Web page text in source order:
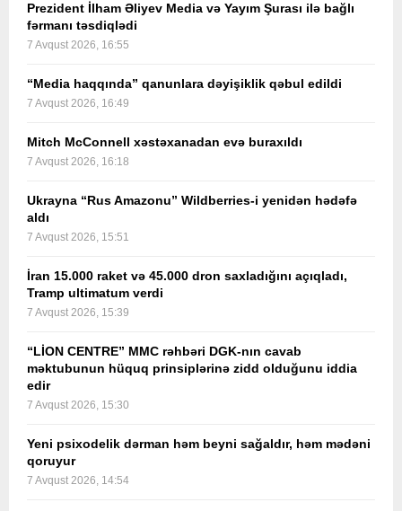
Prezident İlham Əliyev Media və Yayım Şurası ilə bağlı
fərmanı təsdiqlədi
7 Avqust 2026, 16:55
“Media haqqında” qanunlara dəyişiklik qəbul edildi
7 Avqust 2026, 16:49
Mitch McConnell xəstəxanadan evə buraxıldı
7 Avqust 2026, 16:18
Ukrayna “Rus Amazonu” Wildberries-i yenidən hədəfə
aldı
7 Avqust 2026, 15:51
İran 15.000 raket və 45.000 dron saxladığını açıqladı,
Tramp ultimatum verdi
7 Avqust 2026, 15:39
“LİON CENTRE” MMC rəhbəri DGK-nın cavab
məktubunun hüquq prinsiplərinə zidd olduğunu iddia
edir
7 Avqust 2026, 15:30
Yeni psixodelik dərman həm beyni sağaldır, həm mədəni
qoruyur
7 Avqust 2026, 14:54